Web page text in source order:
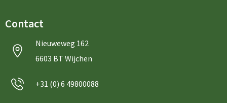
Contact
Nieuweweg 162
6603 BT Wijchen
+31 (0) 6 49800088